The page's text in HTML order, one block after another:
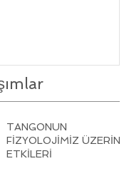
TANGONUN
FİZYOLOJİMİZ ÜZERİNE
ETKİLERİ